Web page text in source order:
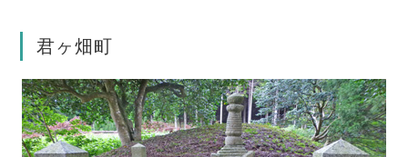
君ヶ畑町